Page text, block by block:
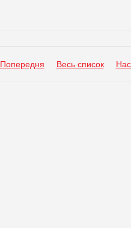
Попередня Весь список